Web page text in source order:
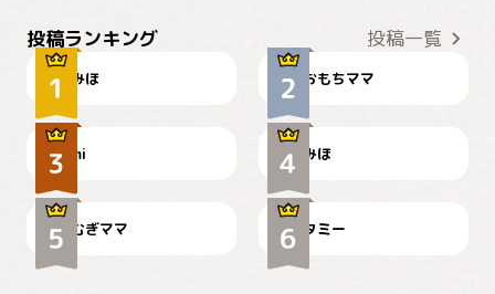
投稿ランキング 投稿一覧
みほ おもちママ
可愛い？
mi
見てるぞぉ
みほ
🌻とむぎ！
むぎママ
ドーベルマンのお友達邸に
て
タミー